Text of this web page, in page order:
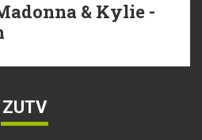
& Kylie -
ZUTV